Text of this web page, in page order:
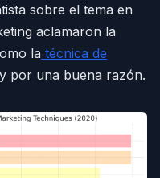
sobre el tema en
aclamaron la
la técnica de
por una buena razón.